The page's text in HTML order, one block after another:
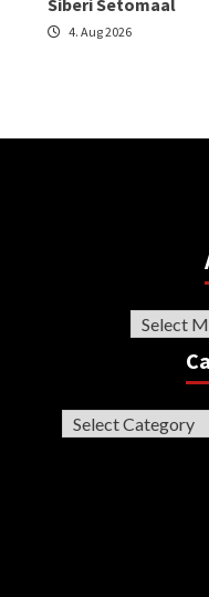
Siberi Setomaal
4. Aug 2026
Archive
Categories